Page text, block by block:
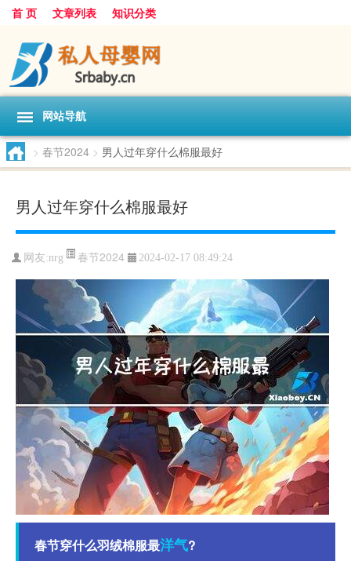
首 页 文章列表 知识分类
网站导航
> 春节2024 > 男人过年穿什么棉服最好
男人过年穿什么棉服最好
网友:nrg 春节2024 2024-02-17 08:49:24
春节穿什么羽绒棉服最洋气?